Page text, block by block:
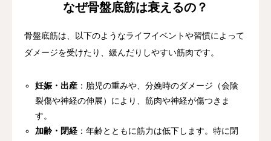
なぜ骨盤底筋は衰えるの？
骨盤底筋は、以下のようなライフイベントや習慣によって
ダメージを受けたり、緩んだりしやすい筋肉です。
妊娠・出産 ：胎児の重みや、分娩時のダメージ（会陰
裂傷や神経の伸展）により、筋肉や神経が傷つきま
す。
加齢・閉経 ：年齢とともに筋力は低下します。特に閉